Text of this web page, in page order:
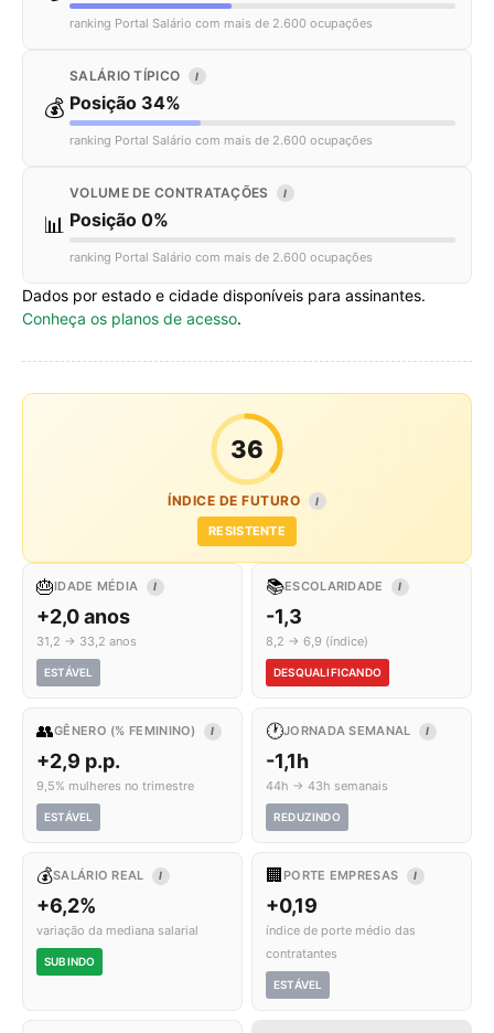
ranking Portal Salário com mais de 2.600 ocupações
💰
SALÁRIO TÍPICO I
Posição 34%
ranking Portal Salário com mais de 2.600 ocupações
📊
VOLUME DE CONTRATAÇÕES I
Posição 0%
ranking Portal Salário com mais de 2.600 ocupações
Dados por estado e cidade disponíveis para assinantes.
Conheça os planos de acesso.
36
ÍNDICE DE FUTURO I
RESISTENTE
🎂IDADE MÉDIA I
+2,0 anos
31,2 → 33,2 anos
ESTÁVEL
📚ESCOLARIDADE I
-1,3
8,2 → 6,9 (índice)
DESQUALIFICANDO
👥GÊNERO (% FEMININO) I
+2,9 p.p.
9,5% mulheres no trimestre
ESTÁVEL
🕐JORNADA SEMANAL I
-1,1h
44h → 43h semanais
REDUZINDO
💰SALÁRIO REAL I
+6,2%
variação da mediana salarial
SUBINDO
🏢 PORTE EMPRESAS I
+0,19
índice de porte médio das
contratantes
ESTÁVEL